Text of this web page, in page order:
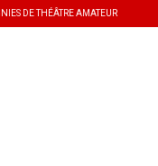
DE THÉÂTRE AMATEUR